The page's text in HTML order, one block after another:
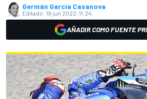
Germán Garcia Casanova
Editado: 18 jun 2022, 11:24
AÑADIR COMO FUENTE